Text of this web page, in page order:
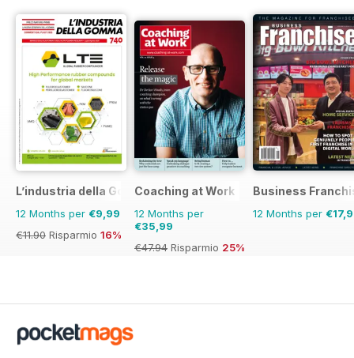
L’industria della Gomma
12 Months per €9,99
€11.90 Risparmio 16%
Coaching at Work
12 Months per
€35,99
€47.94 Risparmio 25%
Business
12 Months per